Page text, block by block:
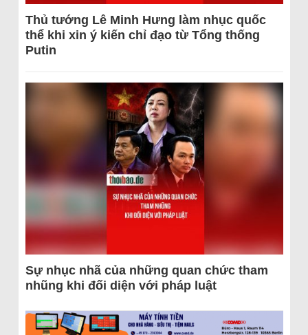
Thủ tướng Lê Minh Hưng làm nhục quốc
thể khi xin ý kiến chỉ đạo từ Tổng thống
Putin
Sự nhục nhã của những quan chức tham
nhũng khi đối diện với pháp luật